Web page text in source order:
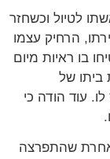
לטיול וכשחזר
הרחיק עצמו
בו ראיות מיום
של
עוד הודה כי
שהתפרצה